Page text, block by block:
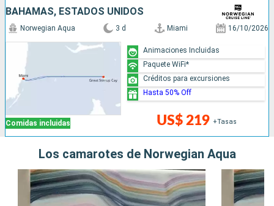
BAHAMAS, ESTADOS UNIDOS
Comidas incluidas
Norwegian Aqua 3 d Miami 16/10/2026
US$ 219 +Tasas
Animaciones Incluidas
Paquete WiFi*
Créditos para excursiones
Hasta 50% Off
Los camarotes de Norwegian Aqua